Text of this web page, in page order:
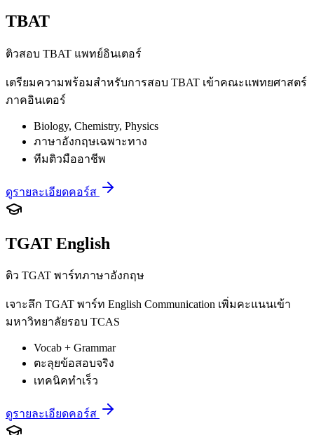
TBAT
ติวสอบ TBAT แพทย์อินเตอร์
เตรียมความพร้อมสำหรับการสอบ TBAT เข้าคณะแพทยศาสตร์
ภาคอินเตอร์
Biology, Chemistry, Physics
ภาษาอังกฤษเฉพาะทาง
ทีมติวมืออาชีพ
ดูรายละเอียดคอร์ส
TGAT English
ติว TGAT พาร์ทภาษาอังกฤษ
เจาะลึก TGAT พาร์ท English Communication เพิ่มคะแนนเข้า
มหาวิทยาลัยรอบ TCAS
Vocab + Grammar
ตะลุยข้อสอบจริง
เทคนิคทำเร็ว
ดูรายละเอียดคอร์ส